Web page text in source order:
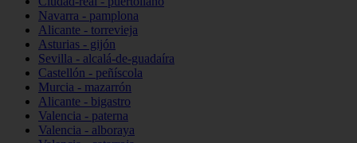
Navarra - pamplona
Alicante - torrevieja
Asturias - gijón
Sevilla - alcalá-de-guadaíra
Castellón - peñíscola
Murcia - mazarrón
Alicante - bigastro
Valencia - paterna
Valencia - alboraya